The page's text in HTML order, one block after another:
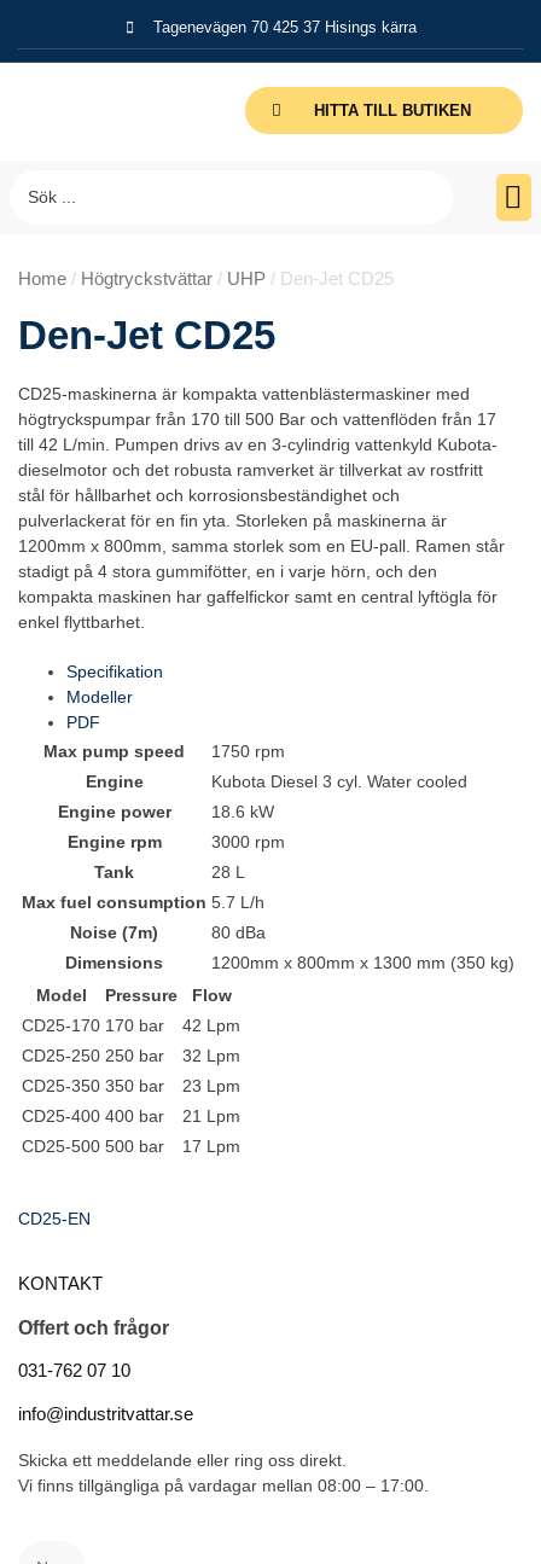
Tagenevägen 70 425 37 Hisings kärra
HITTA TILL BUTIKEN
Home / Högtryckstvättar / UHP / Den-Jet CD25
Den-Jet CD25
CD25-maskinerna är kompakta vattenblästermaskiner med
högtryckspumpar från 170 till 500 Bar och vattenflöden från 17
till 42 L/min. Pumpen drivs av en 3-cylindrig vattenkyld Kubota-
dieselmotor och det robusta ramverket är tillverkat av rostfritt
stål för hållbarhet och korrosionsbeständighet och
pulverlackerat för en fin yta. Storleken på maskinerna är
1200mm x 800mm, samma storlek som en EU-pall. Ramen står
stadigt på 4 stora gummifötter, en i varje hörn, och den
kompakta maskinen har gaffelfickor samt en central lyftögla för
enkel flyttbarhet.
Specifikation
Modeller
PDF
Max pump speed
1750 rpm
Engine
Kubota Diesel 3 cyl. Water cooled
Engine power
18.6 kW
Engine rpm
3000 rpm
Tank
28 L
Max fuel consumption 5.7 L/h
Noise (7m)
80 dBa
Dimensions
1200mm x 800mm x 1300 mm (350 kg)
Model
Pressure
Flow
CD25-170 170 bar
42 Lpm
CD25-250 250 bar
32 Lpm
CD25-350 350 bar
23 Lpm
CD25-400 400 bar
21 Lpm
CD25-500 500 bar 17 Lpm
CD25-EN
KONTAKT
Offert och frågor
031-762 07 10
info@industritvattar.se
Skicka ett meddelande eller ring oss direkt.
Vi finns tillgängliga på vardagar mellan 08:00 – 17:00.